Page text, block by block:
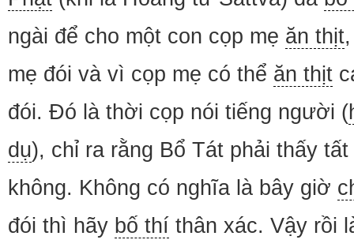
ngài để cho một con cọp mẹ ăn thịt
mẹ đói và vì cọp mẹ có thể ăn thịt
đói. Đó là thời cọp nói tiếng người (
dụ), chỉ ra rằng Bổ Tát phải thấy
không. Không có nghĩa là bây giờ
đói thì hãy bố thí thân xác. Vậy rồi